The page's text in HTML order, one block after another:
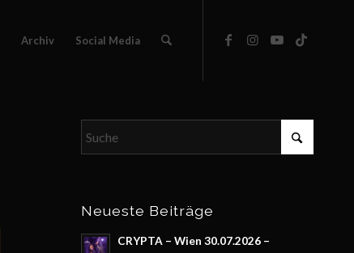
Archiv Social Media
Neueste Beiträge
CRYPTA – Wien 30.07.2026 –